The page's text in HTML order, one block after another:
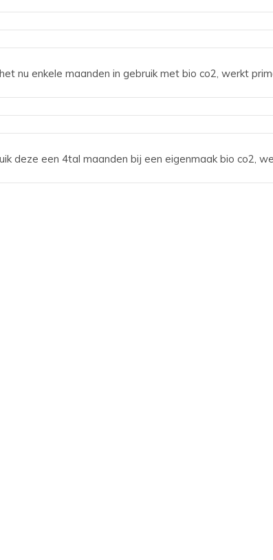
nu enkele maanden in gebruik met bio co2, werkt
deze een 4tal maanden bij een eigenmaak bio co2,